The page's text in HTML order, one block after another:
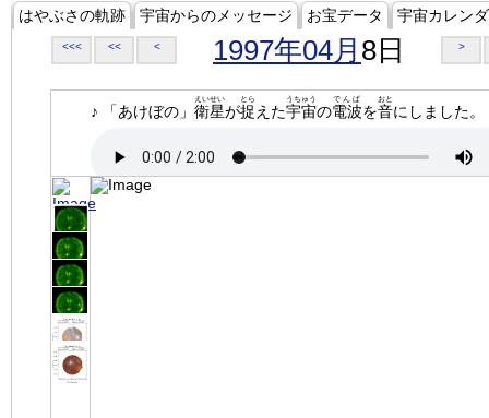
はやぶさの軌跡 宇宙からのメッセージ お宝データ 宇宙カレン
<<< << < 1997年04月 8日 >
♪ 「あけぼの」 衛星
えいせい
が捉
とら
えた宇宙
うちゅう
の電波
でんぱ
を音
おと
にしました。